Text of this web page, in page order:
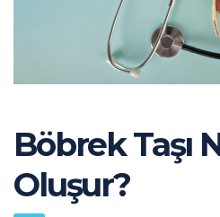
Böbrek Taşı
Oluşur?